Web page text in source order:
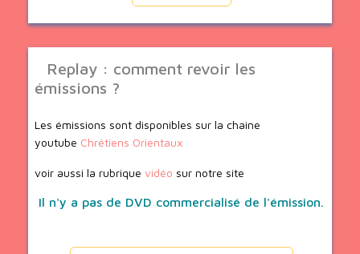
Replay : comment revoir les
émissions ?
Les émissions sont disponibles sur la chaine
youtube Chrétiens Orientaux
voir aussi la rubrique vidéo sur notre site
Il n'y a pas de DVD commercialisé de l'émission.